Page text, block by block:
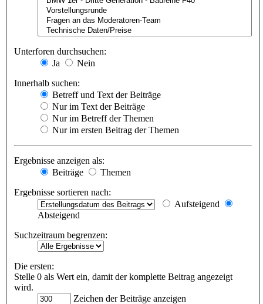
Unterforen durchsuchen:
Ja
Nein
Innerhalb suchen:
Betreff und Text der Beiträge
Nur im Text der Beiträge
Nur im Betreff der Themen
Nur im ersten Beitrag der Themen
Ergebnisse anzeigen als:
Beiträge
Themen
Ergebnisse sortieren nach:
Aufsteigend
Absteigend
Suchzeitraum begrenzen:
Die ersten:
Stelle 0 als Wert ein, damit der komplette Beitrag angezeigt
wird.
Zeichen der Beiträge anzeigen